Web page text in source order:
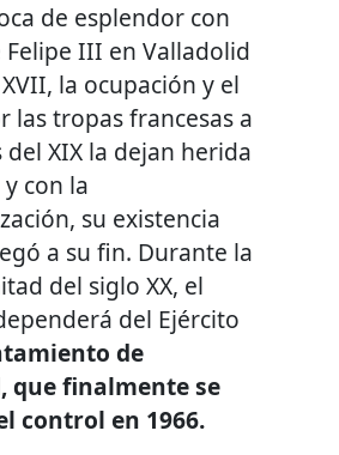
de esplendor con
Felipe III en Valladolid
la ocupación y el
las tropas francesas a
del XIX la dejan herida
con la
su existencia
a su fin. Durante la
del siglo XX, el
del Ejército
de
que finalmente se
control en 1966.